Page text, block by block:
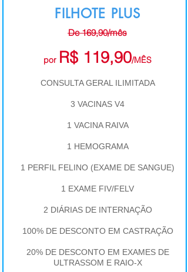
FILHOTE PLUS
De 169,90/mês
por R$ 119,90/MÊS
CONSULTA GERAL ILIMITADA
3 VACINAS V4
1 VACINA RAIVA
1 HEMOGRAMA
1 PERFIL FELINO (EXAME DE SANGUE)
1 EXAME FIV/FELV
2 DIÁRIAS DE INTERNAÇÃO
100% DE DESCONTO EM CASTRAÇÃO
20% DE DESCONTO EM EXAMES DE
ULTRASSOM E RAIO-X